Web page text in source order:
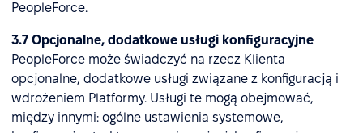
PeopleForce.
3.7 Opcjonalne, dodatkowe usługi konfiguracyjne
PeopleForce może świadczyć na rzecz Klienta
opcjonalne, dodatkowe usługi związane z konfiguracją i
wdrożeniem Platformy. Usługi te mogą obejmować,
między innymi: ogólne ustawienia systemowe,